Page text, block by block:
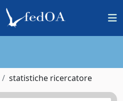
statistiche ricercatore